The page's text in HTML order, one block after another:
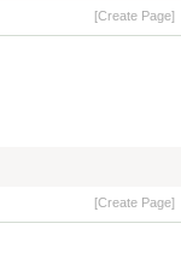
[Create Page]
[Create Page]